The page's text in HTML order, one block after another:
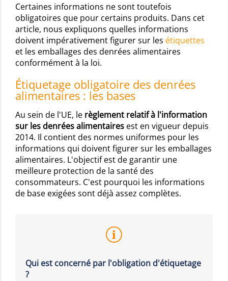
Certaines informations ne sont toutefois
obligatoires que pour certains produits. Dans cet
article, nous expliquons quelles informations
doivent impérativement figurer sur les étiquettes
et les emballages des denrées alimentaires
conformément à la loi.
Étiquetage obligatoire des denrées
alimentaires : les bases
Au sein de l'UE, le règlement relatif à l'information
sur les denrées alimentaires est en vigueur depuis
2014. Il contient des normes uniformes pour les
informations qui doivent figurer sur les emballages
alimentaires. L'objectif est de garantir une
meilleure protection de la santé des
consommateurs. C'est pourquoi les informations
de base exigées sont déjà assez complètes.
Qui est concerné par l'obligation d'étiquetage
?